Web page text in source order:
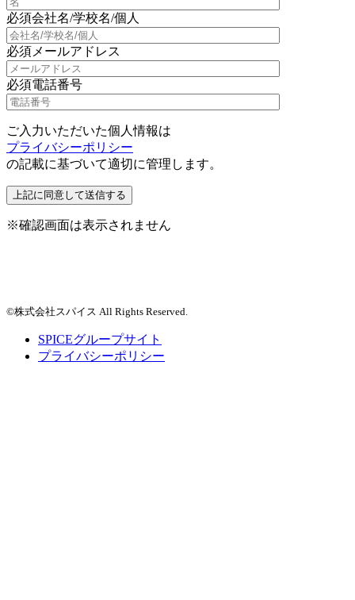
必須会社名/学校名/個人
必須 メールアドレス
必須電話番号
ご入力いただいた個人情報は
プライバシーポリシー
の記載に基づいて適切に管理します。
※確認画面は表示されません
©株式会社スパイス All Rights Reserved.
SPICEグループサイト
プライバシーポリシー